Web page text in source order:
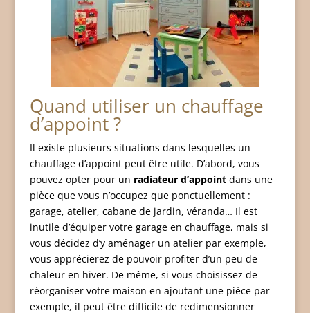
Quand utiliser un chauffage
d’appoint ?
Il existe plusieurs situations dans lesquelles un
chauffage d’appoint peut être utile. D’abord, vous
pouvez opter pour un radiateur d’appointdans une
pièce que vous n’occupez que ponctuellement :
garage, atelier, cabane de jardin, véranda… Il est
inutile d’équiper votre garage en chauffage, mais si
vous décidez d’y aménager un atelier par exemple,
vous apprécierez de pouvoir profiter d’un peu de
chaleur en hiver. De même, si vous choisissez de
réorganiser votre maison en ajoutant une pièce par
exemple, il peut être difficile de redimensionner